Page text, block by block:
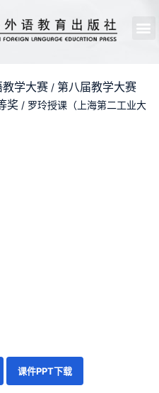
教学大赛 / 第八届教学大赛
奖 / 罗玲授课（上海第二工业大
课件PPT下载